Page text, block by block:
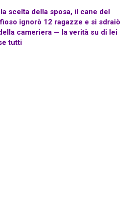
scelta della sposa, il cane del
ignorò 12 ragazze e si sdraiò
cameriera — la verità su di lei
tutti